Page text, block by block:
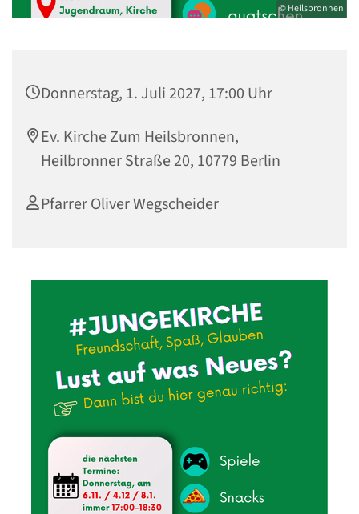
© Heilsbronnen
Donnerstag, 1. Juli 2027, 17:00 Uhr
Ev. Kirche Zum Heilsbronnen,
Heilbronner Straße 20, 10779 Berlin
Pfarrer Oliver Wegscheider